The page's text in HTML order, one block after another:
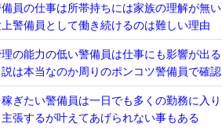
員の仕事は所帯持ちには家族の理解が無い
上警備員として働き続けるのは難しい理由
理の能力の低い警備員は仕事にも影響が出る
説は本当なのか周りのポンコツ警備員で確認
ぎたい警備員は一日でも多くの勤務に入り
張するが叶えてあげられない事もある